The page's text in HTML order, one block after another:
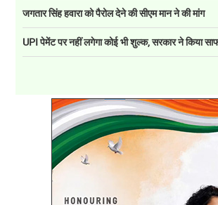
जगतार सिंह हवारा को पैरोल देने की सीएम मान ने की मांग
UPI पेमेंट पर नहीं लगेगा कोई भी शुल्क, सरकार ने किया